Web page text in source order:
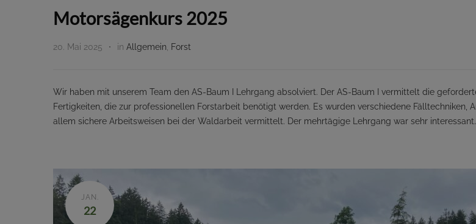
Motorsägenkurs 2025
20. Mai 2025 in Allgemein Forst
Wir haben mit unserem Team den AS-Baum I Lehrgang absolviert. Der AS-Baum I vermittelt die
Fertigkeiten, die zur professionellen Forstarbeit benötigt werden. Es wurden verschiedene Fälltechniken,
allem sichere Arbeitsweisen bei der Waldarbeit vermittelt. Der mehrtägige Lehrgang war sehr interessant…
JAN.
22